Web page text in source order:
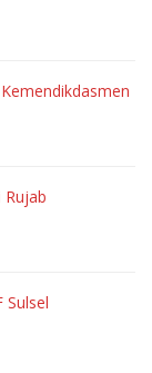
Rujab
Sulsel